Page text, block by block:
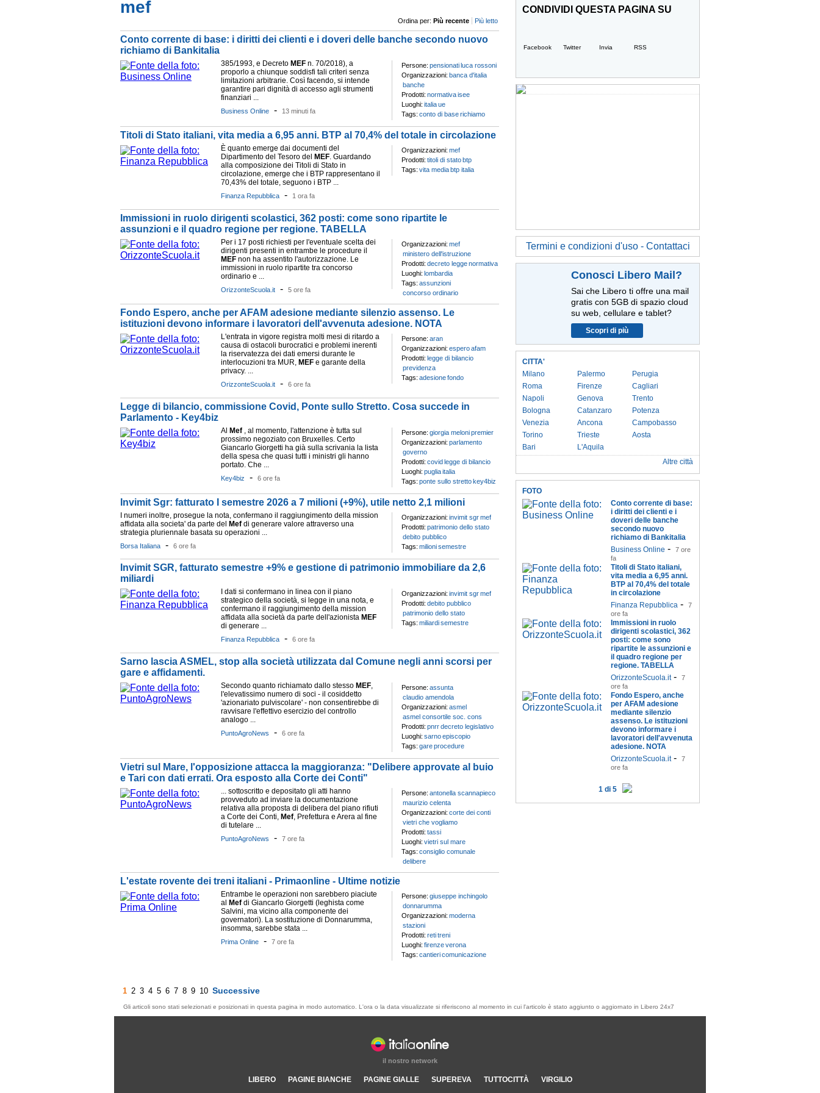
mef
Ordina per: Più recente Più letto
Conto corrente di base: i diritti dei clienti e i doveri delle banche secondo nuovo
richiamo di Bankitalia
385/1993, e Decreto MEF n. 70/2018), a
proporlo a chiunque soddisfi tali criteri senza
limitazioni arbitrarie. Così facendo, si intende
garantire pari dignità di accesso agli strumenti
finanziari ...
Business Online - 13 minuti fa
Persone: pensionatiluca rossoni
Organizzazioni: banca d'italia
banche
Prodotti: normativaisee
Luoghi: italiaue
Tags: conto di baserichiamo
Titoli di Stato italiani, vita media a 6,95 anni. BTP al 70,4% del totale in circolazione
È quanto emerge dai documenti del
Dipartimento del Tesoro del
MEF. Guardando
alla composizione dei Titoli di Stato in
circolazione, emerge che i BTP rappresentano il
70,43% del totale, seguono i BTP ...
Finanza Repubblica - 1 ora fa
Organizzazioni: mef
Prodotti: titoli di statobtp
Tags: vita mediabtp italia
Immissioni in ruolo dirigenti scolastici, 362 posti: come sono ripartite le
assunzioni e il quadro regione per regione. TABELLA
Per i 17 posti richiesti per l'eventuale scelta dei
dirigenti presenti in entrambe le procedure il
MEF non ha assentito l'autorizzazione. Le
immissioni in ruolo ripartite tra concorso
ordinario e ...
OrizzonteScuola.it - 5 ore fa
Organizzazioni: mef
ministero dell'istruzione
Prodotti: decreto leggenormativa
Luoghi: lombardia
Tags: assunzioni
concorso ordinario
Fondo Espero, anche per AFAM adesione mediante silenzio assenso. Le
istituzioni devono informare i lavoratori dell'avvenuta adesione. NOTA
L'entrata in vigore registra molti mesi di ritardo a
causa di ostacoli burocratici e problemi inerenti
la riservatezza dei dati emersi durante le
interlocuzioni tra MUR, MEF e garante della
privacy. ...
OrizzonteScuola.it - 6 ore fa
Persone: aran
Organizzazioni: esperoafam
Prodotti: legge di bilancio
previdenza
Tags: adesionefondo
Legge di bilancio, commissione Covid, Ponte sullo Stretto. Cosa succede in
Parlamento - Key4biz
Al Mef , al momento, l'attenzione è tutta sul
prossimo negoziato con Bruxelles. Certo
Giancarlo Giorgetti ha già sulla scrivania la lista
della spesa che quasi tutti i ministri gli hanno
portato. Che ...
Key4biz - 6 ore fa
Persone: giorgia melonipremier
Organizzazioni: parlamento
governo
Prodotti: covidlegge di bilancio
Luoghi: pugliaitalia
Tags: ponte sullo strettokey4biz
Invimit Sgr: fatturato I semestre 2026 a 7 milioni (+9%), utile netto 2,1 milioni
I numeri inoltre, prosegue la nota, confermano il raggiungimento della mission
affidata alla societa' da parte del
Mef di generare valore attraverso una
strategia pluriennale basata su operazioni ...
Borsa Italiana - 6 ore fa
Organizzazioni: invimit sgrmef
Prodotti: patrimonio dello stato
debito pubblico
Tags: milionisemestre
Invimit SGR, fatturato semestre +9% e gestione di patrimonio immobiliare da 2,6
miliardi
I dati si confermano in linea con il piano
strategico della società, si legge in una nota, e
confermano il raggiungimento della mission
affidata alla società da parte dell'azionista MEF
di generare ...
Finanza Repubblica - 6 ore fa
Organizzazioni: invimit sgrmef
Prodotti: debito pubblico
patrimonio dello stato
Tags: miliardisemestre
Sarno lascia ASMEL, stop alla società utilizzata dal Comune negli anni scorsi per
gare e affidamenti.
Secondo quanto richiamato dallo stesso MEF,
l'elevatissimo numero di soci - il cosiddetto
'azionariato pulviscolare' - non consentirebbe di
ravvisare l'effettivo esercizio del controllo
analogo ...
PuntoAgroNews - 6 ore fa
Persone: assunta
claudio amendola
Organizzazioni: asmel
asmel consortile soc. cons
Prodotti: pnrrdecreto legislativo
Luoghi: sarnoepiscopio
Tags: gareprocedure
Vietri sul Mare, l'opposizione attacca la maggioranza: "Delibere approvate al buio
e Tari con dati errati. Ora esposto alla Corte dei Conti"
... sottoscritto e depositato gli atti hanno
provveduto ad inviare la documentazione
relativa alla proposta di delibera del piano rifiuti
a Corte dei Conti, Mef, Prefettura e Arera al fine
di tutelare ...
PuntoAgroNews - 7 ore fa
Persone: antonella scannapieco
maurizio celenta
Organizzazioni: corte dei conti
vietri che vogliamo
Prodotti: tassi
Luoghi: vietri sul mare
Tags: consiglio comunale
delibere
L'estate rovente dei treni italiani - Primaonline - Ultime notizie
Entrambe le operazioni non sarebbero piaciute
al Mef di Giancarlo Giorgetti (leghista come
Salvini, ma vicino alla componente dei
governatori). La sostituzione di Donnarumma,
insomma, sarebbe stata ...
Prima Online - 7 ore fa
Persone: giuseppe inchingolo
donnarumma
Organizzazioni: moderna
stazioni
Prodotti: retitreni
Luoghi: firenzeverona
Tags: cantiericomunicazione
1 2 3 4 5 6 7 8 9 10 Successive
CONDIVIDI QUESTA PAGINA SU
Facebook Twitter Invia RSS
Termini e condizioni d'uso - Contattaci
Conosci Libero Mail?
Sai che Libero ti offre una mail
gratis con 5GB di spazio cloud
su web, cellulare e tablet?
Scopri di più
CITTA'
Milano
Roma
Napoli
Bologna
Venezia
Torino
Bari
Palermo
Firenze
Genova
Catanzaro
Ancona
Trieste
L'Aquila
Perugia
Cagliari
Trento
Potenza
Campobasso
Aosta
Altre città
FOTO
Conto corrente di base:
i diritti dei clienti e i
doveri delle banche
secondo nuovo
richiamo di Bankitalia
Business Online -
7 ore
fa
Titoli di Stato italiani,
vita media a 6,95 anni.
BTP al 70,4% del totale
in circolazione
Finanza Repubblica -
7
ore fa
Immissioni in ruolo
dirigenti scolastici, 362
posti: come sono
ripartite le assunzioni e
il quadro regione per
regione. TABELLA
OrizzonteScuola.it-
7
ore fa
Fondo Espero, anche
per AFAM adesione
mediante silenzio
assenso. Le istituzioni
devono informare i
lavoratori dell'avvenuta
adesione. NOTA
OrizzonteScuola.it-
7
ore fa
1 di 5
Gli articoli sono stati selezionati e posizionati in questa pagina in modo automatico. L'ora o la data visualizzate si riferiscono al momento in cui l'articolo è stato aggiunto o aggiornato in Libero 24x7
il nostro network
LIBERO PAGINE BIANCHE PAGINE GIALLE SUPEREVA TUTTOCITTÀ VIRGILIO